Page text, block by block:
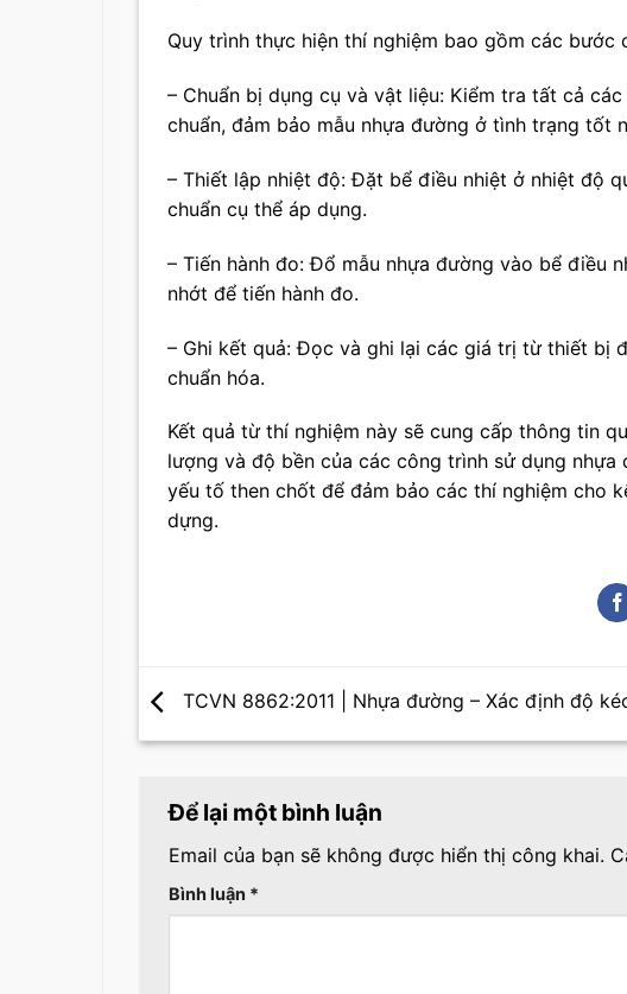
Quy trình thực hiện thí nghiệm bao gồm các bước
– Chuẩn bị dụng cụ và vật liệu: Kiểm tra tất cả
chuẩn, đảm bảo mẫu nhựa đường ở tình trạng tốt
– Thiết lập nhiệt độ: Đặt bể điều nhiệt ở nhiệt độ
chuẩn cụ thể áp dụng.
– Tiến hành đo: Đổ mẫu nhựa đường vào bể điều
nhớt để tiến hành đo.
– Ghi kết quả: Đọc và ghi lại các giá trị từ thiết bị
chuẩn hóa.
Kết quả từ thí nghiệm này sẽ cung cấp thông tin
lượng và độ bền của các công trình sử dụng nhựa
yếu tố then chốt để đảm bảo các thí nghiệm cho
dựng.
TCVN 8862:2011 | Nhựa đường – Xác định độ
Để lại một bình luận
Email của bạn sẽ không được hiển thị công khai.
Bình luận *